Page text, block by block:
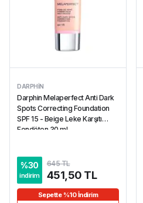
DARPHIN
Darphin Melaperfect Anti Dark
Spots Correcting Foundation
SPF 15 - Beige Leke Karşıtı
Fondöten 30 ml
%30
indirim
645 TL
451,50 TL
Sepette %10 İndirim